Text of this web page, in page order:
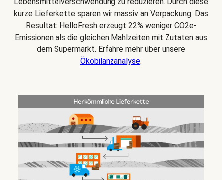
kurze Lieferkette sparen wir massiv an Verpackung. Das
Resultat: HelloFresh erzeugt 22% weniger CO2e-
Emissionen als die gleichen Mahlzeiten mit Zutaten aus
dem Supermarkt. Erfahre mehr über unsere
Ökobilanzanalyse.